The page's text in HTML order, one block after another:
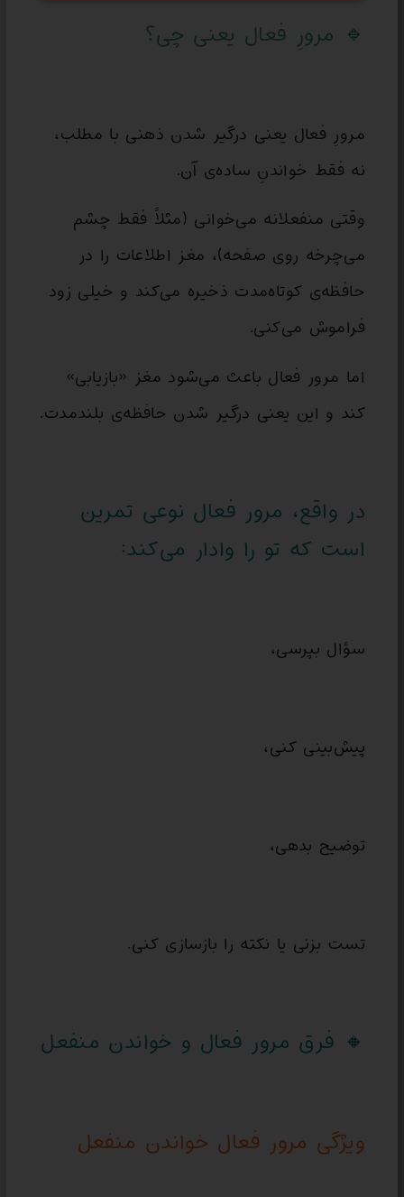
🔹 مرورِ فعال یعنی چی؟
مرورِ فعال یعنی درگیر شدن ذهنی با مطلب،
نه فقط خواندنِ ساده‌ی آن.
وقتی منفعلانه می‌خوانی (مثلاً فقط چشم
می‌چرخه روی صفحه)، مغز اطلاعات را در
حافظه‌ی کوتاه‌مدت ذخیره می‌کند و خیلی زود
فراموش می‌کنی.
اما مرور فعال باعث می‌شود مغز «بازیابی»
کند و این یعنی درگیر شدن حافظه‌ی بلندمدت.
در واقع، مرور فعال نوعی تمرین
است که تو را وادار می‌کند:
سؤال بپرسی،
پیش‌بینی کنی،
توضیح بدهی،
تست بزنی یا نکته را بازسازی کنی.
🔸 فرق مرور فعال و خواندن منفعل
ویژگی مرور فعال خواندن منفعل